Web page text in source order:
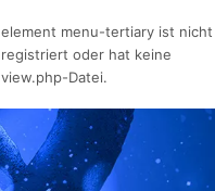
element menu-tertiary ist nicht
registriert oder hat keine
view.php-Datei.